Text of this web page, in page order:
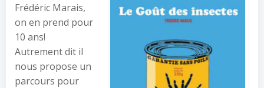
Frédéric Marais,
on en prend pour
10 ans!
Autrement dit il
nous propose un
parcours pour